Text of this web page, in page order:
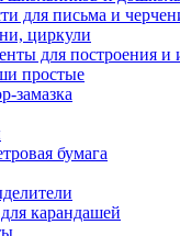
для письма и
циркули
для построения и
простые
замазка
бумага
карандашей